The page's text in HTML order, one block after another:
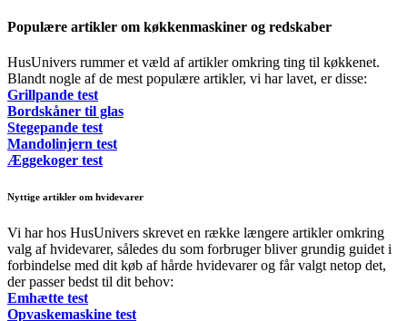
Populære artikler om køkkenmaskiner og redskaber
HusUnivers rummer et væld af artikler omkring ting til køkkenet.
Blandt nogle af de mest populære artikler, vi har lavet, er disse:
Grillpande test
Bordskåner til glas
Stegepande test
Mandolinjern test
Æggekoger test
Nyttige artikler om hvidevarer
Vi har hos HusUnivers skrevet en række længere artikler omkring
valg af hvidevarer, således du som forbruger bliver grundig guidet i
forbindelse med dit køb af hårde hvidevarer og får valgt netop det,
der passer bedst til dit behov:
Emhætte test
Opvaskemaskine test